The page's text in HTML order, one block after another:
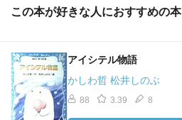
この本が好きな人におすすめの本
アイシテル物語
かしわ哲 松井しのぶ
88 3.39 8